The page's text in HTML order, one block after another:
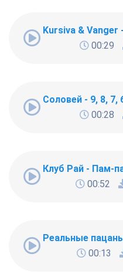
Kursiva & Vanger
00:29
Соловей - 9, 8, 7,
00:28
Клуб Рай - Пам-
00:52
Реальные
00:13